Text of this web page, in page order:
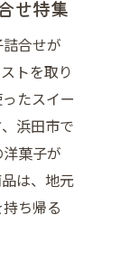
せ特集
合せが
トを取り
たスイー
浜田市で
菓子が
は、地元
ち帰る